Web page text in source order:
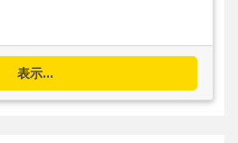
表示...